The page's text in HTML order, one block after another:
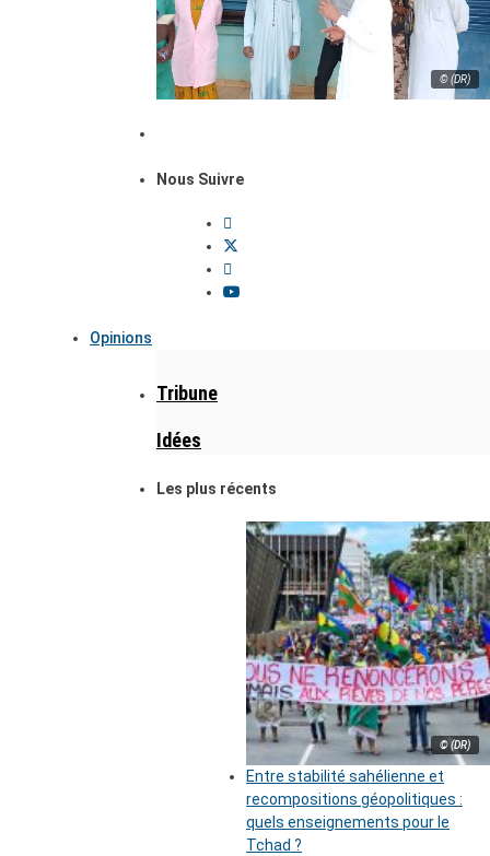
© (DR)
Nous Suivre
Opinions
Tribune
Idées
Les plus récents
© (DR)
Entre stabilité sahélienne et
recompositions géopolitiques :
quels enseignements pour le
Tchad ?